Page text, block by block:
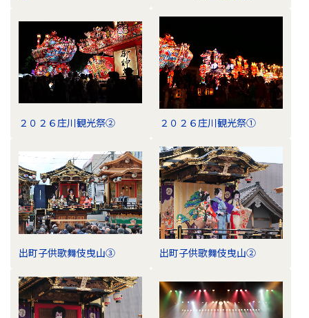
２０２６庄川観光祭② ２０２６庄川観光祭①
出町子供歌舞伎曳山③ 出町子供歌舞伎曳山②